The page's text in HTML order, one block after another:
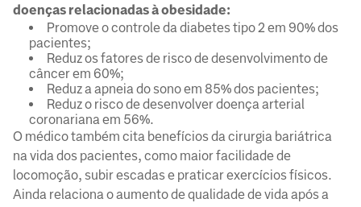
doenças relacionadas à obesidade:
Promove o controle da diabetes tipo 2 em 90% dos
pacientes;
Reduz os fatores de risco de desenvolvimento de
câncer em 60%;
Reduz a apneia do sono em 85% dos pacientes;
Reduz o risco de desenvolver doença arterial
coronariana em 56%.
O médico também cita benefícios da cirurgia bariátrica
na vida dos pacientes, como maior facilidade de
locomoção, subir escadas e praticar exercícios físicos.
Ainda relaciona o aumento de qualidade de vida após a